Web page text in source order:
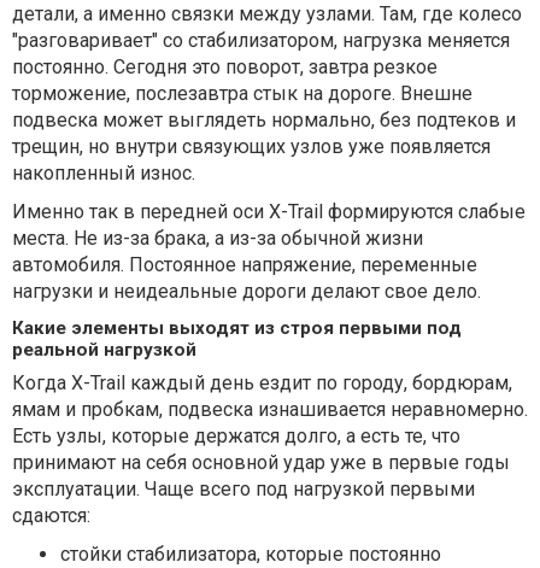
детали, а именно связки между узлами. Там, где колесо
"разговаривает" со стабилизатором, нагрузка меняется
постоянно. Сегодня это поворот, завтра резкое
торможение, послезавтра стык на дороге. Внешне
подвеска может выглядеть нормально, без подтеков и
трещин, но внутри связующих узлов уже появляется
накопленный износ.
Именно так в передней оси X-Trail формируются слабые
места. Не из-за брака, а из-за обычной жизни
автомобиля. Постоянное напряжение, переменные
нагрузки и неидеальные дороги делают свое дело.
Какие элементы выходят из строя первыми под
реальной нагрузкой
Когда X-Trail каждый день ездит по городу, бордюрам,
ямам и пробкам, подвеска изнашивается неравномерно.
Есть узлы, которые держатся долго, а есть те, что
принимают на себя основной удар уже в первые годы
эксплуатации. Чаще всего под нагрузкой первыми
сдаются:
стойки стабилизатора, которые постоянно